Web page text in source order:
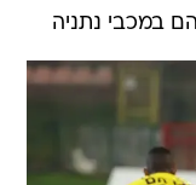
במכבי נתניה